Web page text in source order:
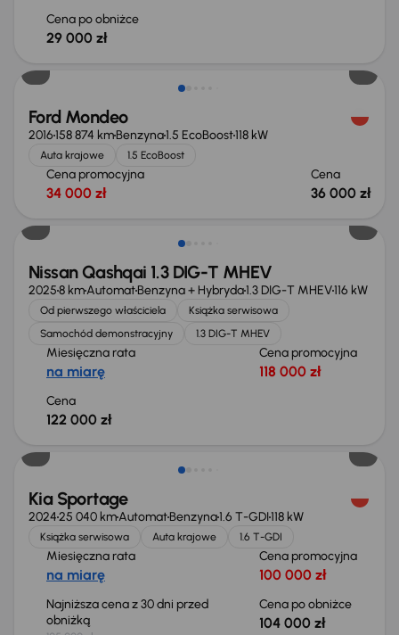
Cena po obniżce
29 000 zł
Ford Mondeo
2016158 874 kmBenzyna1.5 EcoBoost118 kW
Auta krajowe 1.5 EcoBoost
Cena promocyjna
34 000 zł
Cena
36 000 zł
Od nowego taniej o 36 775 zł
Nissan Qashqai 1.3 DIG-T MHEV
20258 kmAutomatBenzyna + Hybryda1.3 DIG-T MHEV116 kW
Od pierwszego właściciela
Książka serwisowa
Samochód demonstracyjny
1.3 DIG-T MHEV
Miesięczna rata
na miarę
Cena promocyjna
118 000 zł
Cena
122 000 zł
Kia Sportage
202425 040 kmAutomatBenzyna1.6 T-GDI118 kW
Książka serwisowa Auta krajowe 1.6 T-GDI
Miesięczna rata
na miarę
Cena promocyjna
100 000 zł
Najniższa cena z 30 dni przed
obniżką
Cena po obniżce
104 000 zł